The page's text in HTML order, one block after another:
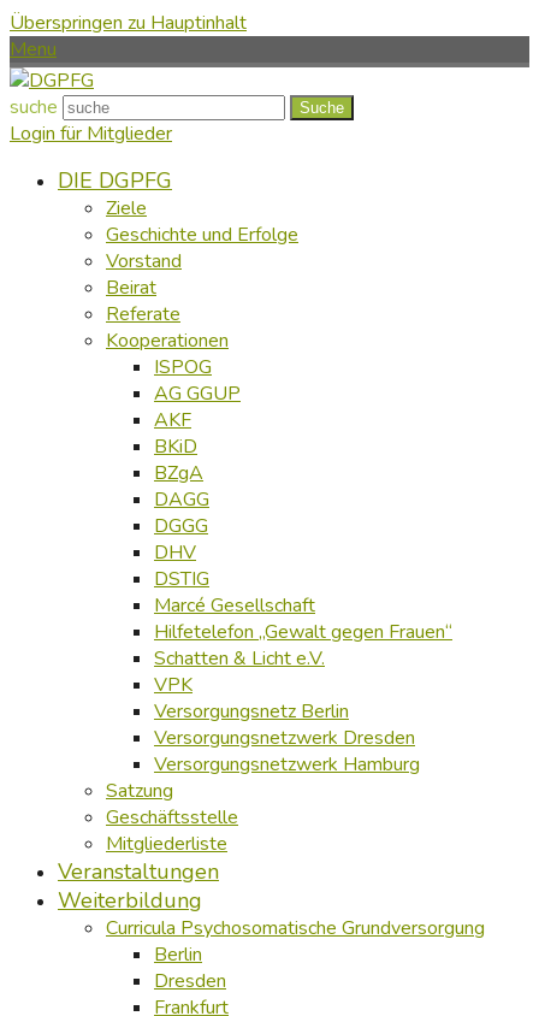
Überspringen zu Hauptinhalt
Menu
suche Suche
Login für Mitglieder
DIE DGPFG
Ziele
Geschichte und Erfolge
Vorstand
Beirat
Referate
Kooperationen
ISPOG
AG GGUP
AKF
BKiD
BZgA
DAGG
DGGG
DHV
DSTIG
Marcé Gesellschaft
Hilfetelefon „Gewalt gegen Frauen“
Schatten & Licht e.V.
VPK
Versorgungsnetz Berlin
Versorgungsnetzwerk Dresden
Versorgungsnetzwerk Hamburg
Satzung
Geschäftsstelle
Mitgliederliste
Veranstaltungen
Weiterbildung
Curricula Psychosomatische Grundversorgung
Berlin
Dresden
Frankfurt